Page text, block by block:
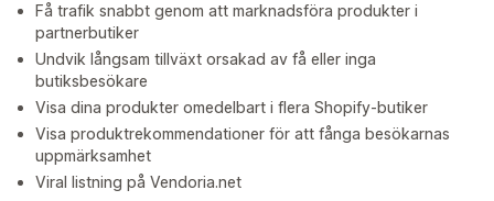
Få trafik snabbt genom att marknadsföra produkter i
partnerbutiker
Undvik långsam tillväxt orsakad av få eller inga
butiksbesökare
Visa dina produkter omedelbart i flera Shopify-butiker
Visa produktrekommendationer för att fånga besökarnas
uppmärksamhet
Viral listning på Vendoria.net